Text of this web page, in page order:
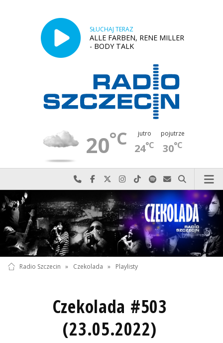
SŁUCHAJ TERAZ
ALLE FARBEN, RENE MILLER
- BODY TALK
20°C jutro
24°C
pojutrze
30°C
Najlepiej po prostu do nas zadzwoń
Odwiedź nas na Facebook-u
Odwiedź nas na X
Odwiedź nas na Instagram-ie
Odwiedź nas na TikTok-u
Szukaj nas na Spotify
Wyślij do nas
Szukaj
Radio Szczecin » Czekolada » Playlisty
Czekolada #503
(23.05.2022)